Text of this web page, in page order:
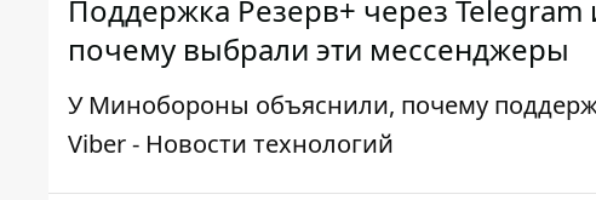
Поддержка Резерв+ через
почему выбрали эти мессенджеры
У Минобороны объяснили, почему
Viber - Новости технологий